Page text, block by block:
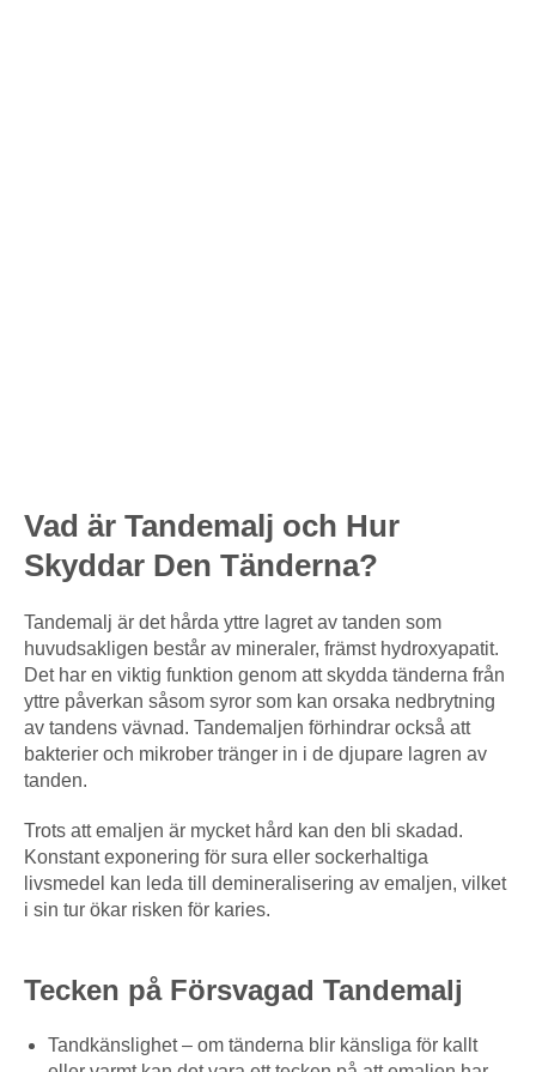
Vad är Tandemalj och Hur
Skyddar Den Tänderna?
Tandemalj är det hårda yttre lagret av tanden som
huvudsakligen består av mineraler, främst hydroxyapatit.
Det har en viktig funktion genom att skydda tänderna från
yttre påverkan såsom syror som kan orsaka nedbrytning
av tandens vävnad. Tandemaljen förhindrar också att
bakterier och mikrober tränger in i de djupare lagren av
tanden.
Trots att emaljen är mycket hård kan den bli skadad.
Konstant exponering för sura eller sockerhaltiga
livsmedel kan leda till demineralisering av emaljen, vilket
i sin tur ökar risken för karies.
Tecken på Försvagad Tandemalj
Tandkänslighet – om tänderna blir känsliga för kallt